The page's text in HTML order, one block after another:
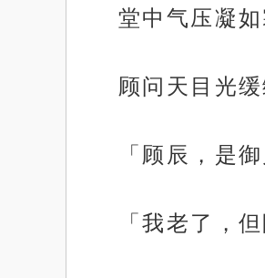
堂中气压凝如
顾问天目光
「顾辰，是
「我老了，